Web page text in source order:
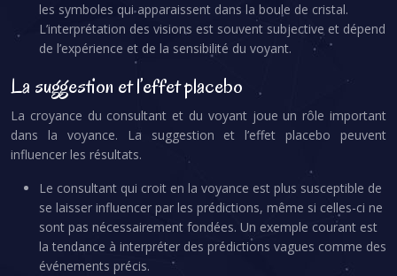
les symboles qui apparaissent dans la boule de cristal.
L’interprétation des visions est souvent subjective et dépend
de l’expérience et de la sensibilité du voyant.
La suggestion et l’effet placebo
La croyance du consultant et du voyant joue un rôle important
dans la voyance. La suggestion et l’effet placebo peuvent
influencer les résultats.
Le consultant qui croit en la voyance est plus susceptible de
se laisser influencer par les prédictions, même si celles-ci ne
sont pas nécessairement fondées. Un exemple courant est
la tendance à interpréter des prédictions vagues comme des
événements précis.